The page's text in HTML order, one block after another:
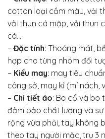
cotton loại cầm màu, vải
vải thun cá mập, vải thun
cá….
– Đặc tính: Thoáng mát,
hợp cho từng nhóm đối
– Kiểu may: may tiêu
công sở, may kỉ (mí nách,
– Chi tiết áo: Bo cổ và bo
đảm bảo chất lượng và
rộng vừa phải, tay không
theo tay người mặc, trụ 3